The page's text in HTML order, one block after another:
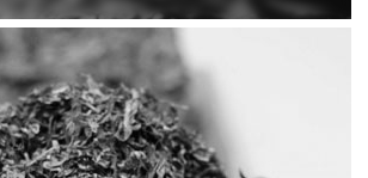
توتون دمارکشی شده نوعی توتون است که با